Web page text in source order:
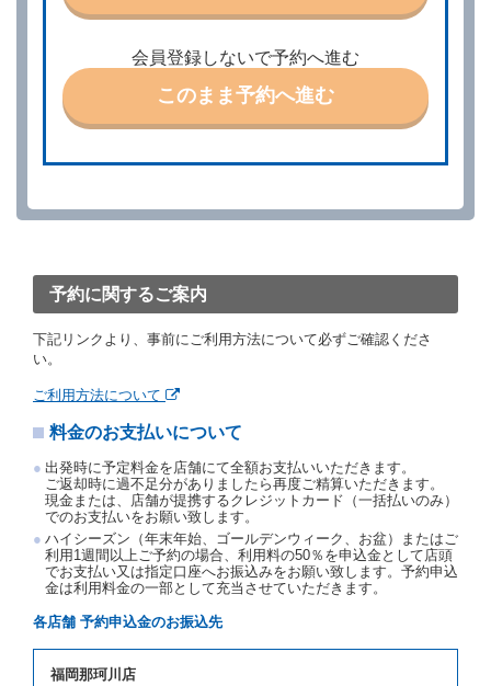
第３条（予約の変更）
借受人は、前条第１項の借受条件を変更しようとする
ときは、あらかじめ当社の承諾を受けなければならな
いものとします。
第４条（予約の取消し等）
ができます。
を１時間以上経過してもレンタカー貸渡契約（以下
約取消手数料を当社に支払うものとし、当社は、この
予約取消手数料の支払いがあったときは、受領済の予
約申込金を借受人に返還するものとします。
当社の都合により、予約が取り消されたとき、又は貸
約申込金を返還するものとします。
若しくは当社のいずれの責にもよらない事由により貸
たものとします。この場合、当社は受領済の予約申込
金を返還するものとします。
第５条（代替レンタカー）
当社は、借受人から予約のあった車種クラスのレンタ
カーを貸し渡すことができないときは、予約と異なる
車種クラスのレンタカー（以下「代替レンタカー」と
いいます。）の貸渡しを申し入れることができるもの
とします。
クラスを除き予約時と同一の借受条件でレンタカー提
会員登録しないで予約へ進む
このまま予約へ進む
予約に関するご案内
下記リンクより、事前にご利用方法について必ずご確認くださ
い。
ご利用方法について
料金のお支払いについて
出発時に予定料金を店舗にて全額お支払いいただきます。
ご返却時に過不足分がありましたら再度ご精算いただきます。
現金または、店舗が提携するクレジットカード（一括払いのみ）
でのお支払いをお願い致します。
ハイシーズン（年末年始、ゴールデンウィーク、お盆）またはご
利用1週間以上ご予約の場合、利用料の50％を申込金として店頭
でお支払い又は指定口座へお振込みをお願い致します。予約申込
金は利用料金の一部として充当させていただきます。
各店舗 予約申込金のお振込先
福岡那珂川店